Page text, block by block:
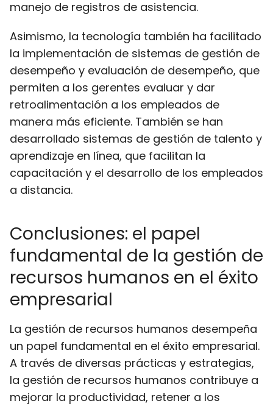
manejo de registros de asistencia.
Asimismo, la tecnología también ha facilitado
la implementación de sistemas de gestión de
desempeño y evaluación de desempeño, que
permiten a los gerentes evaluar y dar
retroalimentación a los empleados de
manera más eficiente. También se han
desarrollado sistemas de gestión de talento y
aprendizaje en línea, que facilitan la
capacitación y el desarrollo de los empleados
a distancia.
Conclusiones: el papel
fundamental de la gestión de
recursos humanos en el éxito
empresarial
La gestión de recursos humanos desempeña
un papel fundamental en el éxito empresarial.
A través de diversas prácticas y estrategias,
la gestión de recursos humanos contribuye a
mejorar la productividad, retener a los